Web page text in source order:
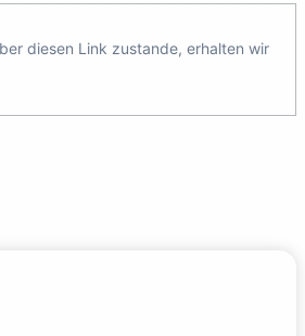
diesen Link zustande, erhalten wir